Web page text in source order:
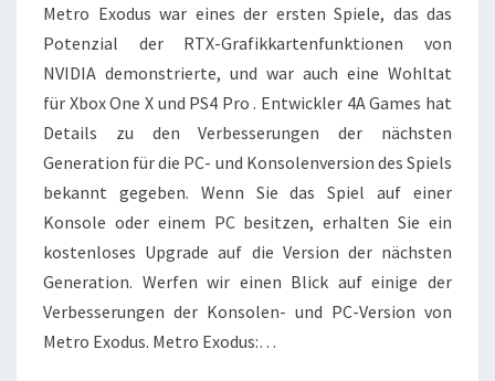
EINSCHLIESSLICH R
AY T
RACING, U
ND W
IR S
IND S
EHR A
UFGEREGT
Metro Exodus war eines der ersten Spiele, das das
Potenzial der RTX-Grafikkartenfunktionen von
NVIDIA demonstrierte, und war auch eine Wohltat
für Xbox One X und PS4 Pro . Entwickler 4A Games hat
Details zu den Verbesserungen der nächsten
Generation für die PC- und Konsolenversion des Spiels
bekannt gegeben. Wenn Sie das Spiel auf einer
Konsole oder einem PC besitzen, erhalten Sie ein
kostenloses Upgrade auf die Version der nächsten
Generation. Werfen wir einen Blick auf einige der
Verbesserungen der Konsolen- und PC-Version von
Metro Exodus. Metro Exodus:…